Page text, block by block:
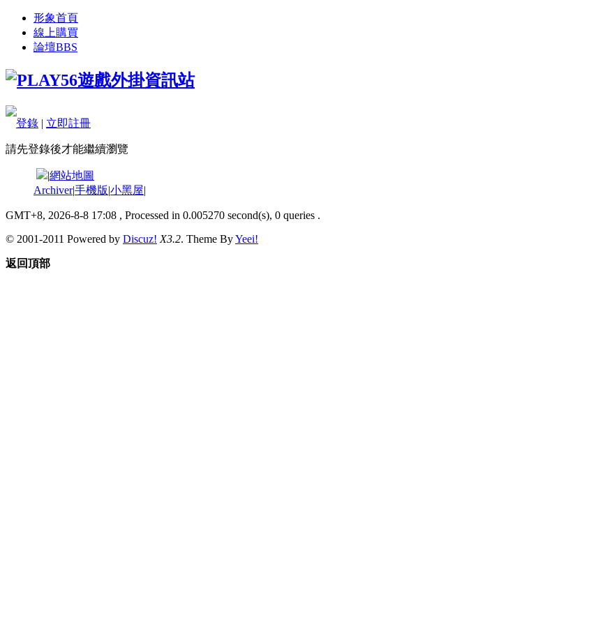
形象首頁
線上購買
論壇BBS
登錄 | 立即註冊
請先登錄後才能繼續瀏覽
|網站地圖
Archiver|手機版|小黑屋|
GMT+8, 2026-8-8 17:08 , Processed in 0.005270 second(s), 0 queries .
© 2001-2011 Powered by Discuz! X3.2. Theme ByYeei!
返回頂部